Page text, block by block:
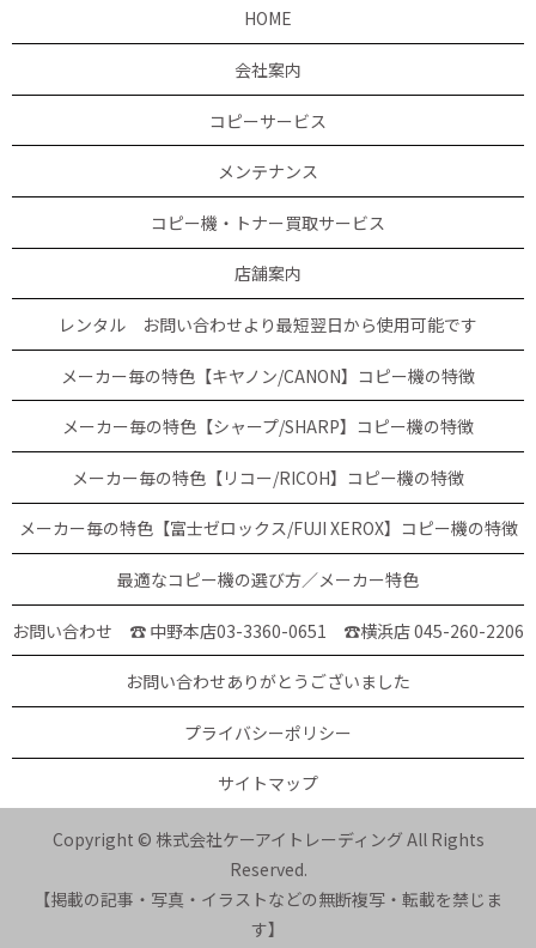
HOME
会社案内
コピーサービス
メンテナンス
コピー機・トナー買取サービス
店舗案内
レンタル お問い合わせより最短翌日から使用可能です
メーカー毎の特色【キヤノン/CANON】コピー機の特徴
メーカー毎の特色【シャープ/SHARP】コピー機の特徴
メーカー毎の特色【リコー/RICOH】コピー機の特徴
メーカー毎の特色【富士ゼロックス/FUJI XEROX】コピー機の特徴
最適なコピー機の選び方／メーカー特色
お問い合わせ ☎ 中野本店03-3360-0651 ☎横浜店 045-260-2206
お問い合わせありがとうございました
プライバシーポリシー
サイトマップ
Copyright © 株式会社ケーアイトレーディング All Rights
Reserved.
【掲載の記事・写真・イラストなどの無断複写・転載を禁じま
す】